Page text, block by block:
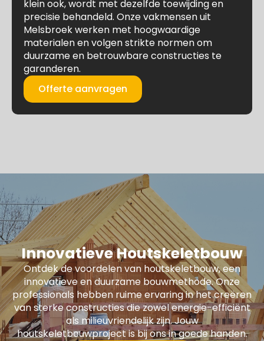
klein ook, wordt met dezelfde toewijding en
precisie behandeld. Onze vakmensen uit
Melsbroek werken met hoogwaardige
materialen en volgen strikte normen om
duurzame en betrouwbare constructies te
garanderen.
Offerte aanvragen
Innovatieve Houtskeletbouw
Ontdek de voordelen van houtskeletbouw, een
innovatieve en duurzame bouwmethode. Onze
professionals hebben ruime ervaring in het creëren
van sterke constructies die zowel energie-efficiënt
als milieuvriendelijk zijn. Jouw
houtskeletbouwproject is bij ons in goede handen.